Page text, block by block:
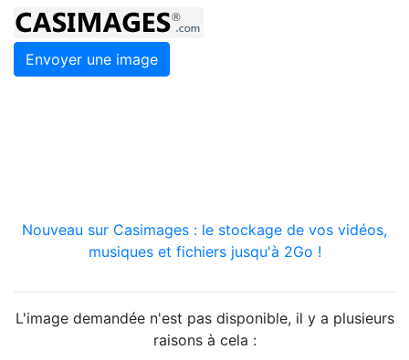
Envoyer une image
Nouveau sur Casimages : le stockage de vos vidéos,
musiques et fichiers jusqu'à 2Go !
L'image demandée n'est pas disponible, il y a plusieurs
raisons à cela :